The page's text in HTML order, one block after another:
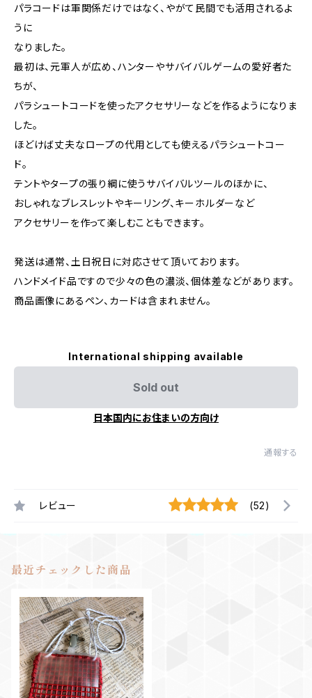
パラコードは軍関係だけではなく、やがて民間でも活用されるよ
うに
なりました。
最初は、元軍人が広め、ハンターやサバイバルゲームの愛好者た
ちが、
パラシュートコードを使ったアクセサリーなどを作るようになりま
した。
ほどけば丈夫なロープの代用としても使えるパラシュートコー
ド。
テントやタープの張り綱に使うサバイバルツールのほかに、
おしゃれなブレスレットやキーリング、キーホルダーなど
アクセサリーを作って楽しむこともできます。
発送は通常、土日祝日に対応させて頂いております。
ハンドメイド品ですので少々の色の濃淡、個体差などがあります。
商品画像にあるペン、カードは含まれません。
International shipping available
Sold out
日本国内にお住まいの方向け
通報する
レビュー (52)
最近チェックした商品